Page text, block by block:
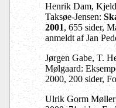
Henrik Dam,
Taksøe-Jensen:
2001, 655 sider,
anmeldt af Jan
Jørgen Gabe, T.
Mølgaard:
2000, 200 sider,
Ulrik Gorm